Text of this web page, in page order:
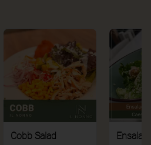
Cobb Salad